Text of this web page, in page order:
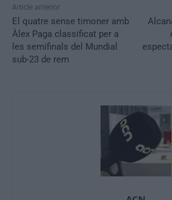
Article anterior
El quatre sense timoner amb
Àlex Paga classificat per a
les semifinals del Mundial
sub-23 de rem